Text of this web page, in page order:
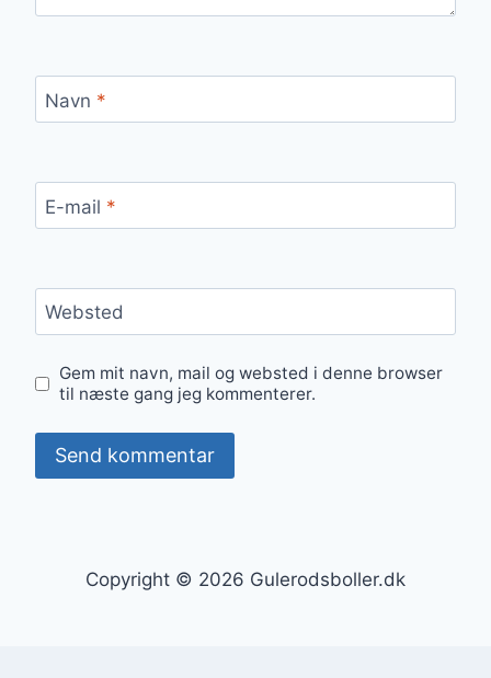
Navn *
E-mail *
Websted
Gem mit navn, mail og websted i denne browser
til næste gang jeg kommenterer.
Copyright © 2026 Gulerodsboller.dk